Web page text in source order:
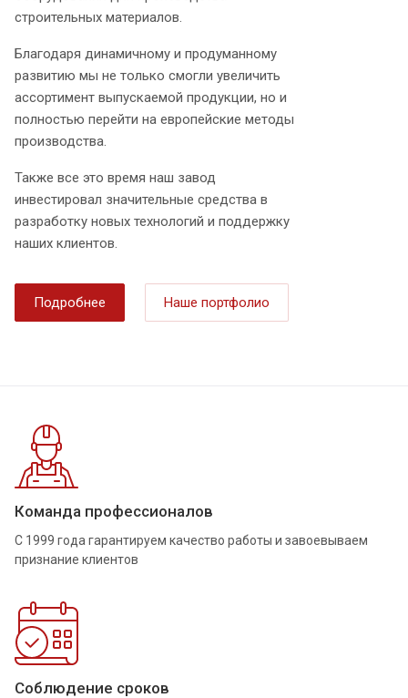
строительных материалов.
Благодаря динамичному и продуманному
развитию мы не только смогли увеличить
ассортимент выпускаемой продукции, но и
полностью перейти на европейские методы
производства.
Также все это время наш завод
инвестировал значительные средства в
разработку новых технологий и поддержку
наших клиентов.
Подробнее Наше портфолио
Команда профессионалов
С 1999 года гарантируем качество работы и завоевываем
признание клиентов
Соблюдение сроков